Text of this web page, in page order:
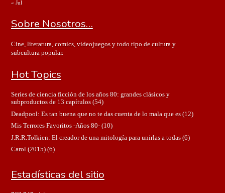
« Jul
Sobre Nosotros…
Cine, literatura, comics, videojuegos y todo tipo de cultura y
subcultura popular.
Hot Topics
Series de ciencia ficción de los años 80: grandes clásicos y
subproductos de 13 capítulos(54)
Deadpool: Es tan buena que no te das cuenta de lo mala que es(12)
Mis Terrores Favoritos -Años 80-(10)
J.R.R.Tolkien: El creador de una mitología para unirlas a todas(6)
Carol (2015)(6)
Estadísticas del sitio